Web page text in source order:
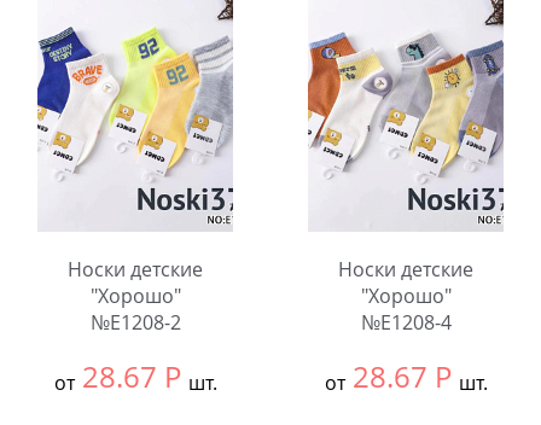
шт.
Количество:
10
шт.
Количество:
Носки детские
"Хорошо"
№E1208-2
от 28.67 Р шт.
Носки детские
"Хорошо"
№E1208-4
от 28.67 Р шт.